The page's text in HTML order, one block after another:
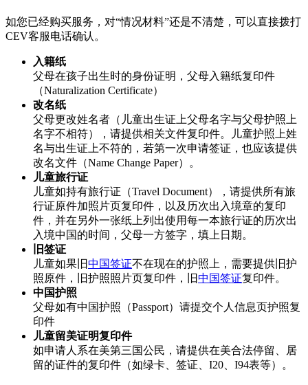
如您已经购买服务，对“情况材料”还是不清楚，可以直接拨打
CEV客服电话确认。
入籍纸
父母在孩子出生时的身份证明，父母入籍纸复印件
（Naturalization Certificate）
改名纸
父母更改姓名者（儿童出生证上父母名字与父母护照上
名字不相符），请提供相关文件复印件。儿童护照上姓
名与出生证上不符的，若第一次申请签证，也应该提供
改名文件（Name Change Paper）。
儿童旅行证
儿童如持有旅行证（Travel Document），请提供所有旅
行证原件加照片页复印件，以及历次出入境章的复印
件，并在另外一张纸上列出使用每一本旅行证的历次出
入境中国的时间，父母一方签字，填上日期。
旧签证
儿童如果旧中国签证不在现在的护照上，需要提供旧护
照原件，旧护照照片页复印件，旧中国签证复印件。
中国护照
父母如有中国护照（Passport）请提交个人信息页护照复
印件
儿童留美证明复印件
如申请人系在美第三国公民，请提供在美合法停留、居
留的证件的复印件（如绿卡、签证、I20、I94表等）。